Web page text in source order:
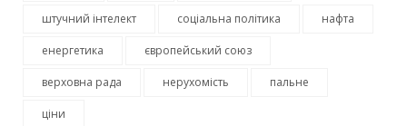
штучний інтелект соціальна політика нафта
енергетика європейський союз
верховна рада нерухомість пальне
ціни